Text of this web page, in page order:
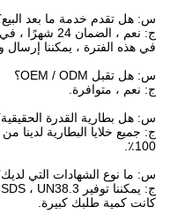
س: هل تقدم خدمة ما بعد
ج: نعم ،
في هذه الفترة ، يمكننا إرسال
س: هل تقبل OEM / ODM؟
ج: نعم ، متوافرة.
س: هل بطارية القدرة
100٪.
س: ما نوع الشهادات التي
كانت كمية طلبك كبيرة.